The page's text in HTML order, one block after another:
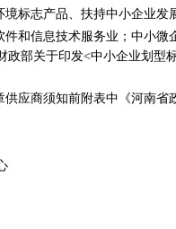
标志产品、扶持中小企业
和信息技术服务业；中小
政部关于印发<中小企业划
应商须知前附表中《河南省